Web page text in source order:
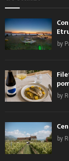
by
by
by